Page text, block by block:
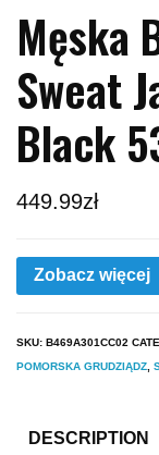
Męska
Sweat
Black
449.99zł
Zobacz więcej
SKU: B469A301CC02
POMORSKA GRUDZIĄDZ,
DESCRIPTION